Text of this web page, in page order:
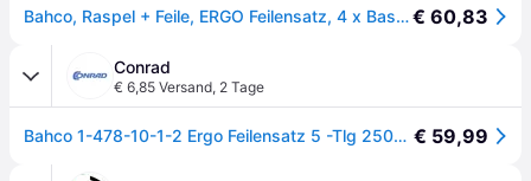
Bahco, Raspel + Feile, ERGO Feilensatz, 4 x Bastardhieb/1 x Halbschlicht 250 mm 5-teilig (Hieb 1, Hieb 2, 250mm)€ 60,83
Conrad
€ 6,85 Versand, 2 Tage
Bahco 1-478-10-1-2 Ergo Feilensatz 5 -Tlg 250mm Hieb 1 & 2 1 St. - [] € 59,99